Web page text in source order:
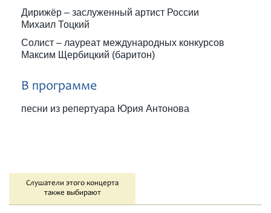
Дирижёр – заслуженный артист России
Михаил Тоцкий
Солист – лауреат международных конкурсов
Максим Щербицкий (баритон)
В программе
песни из репертуара Юрия Антонова
Слушатели этого концерта
также выбирают